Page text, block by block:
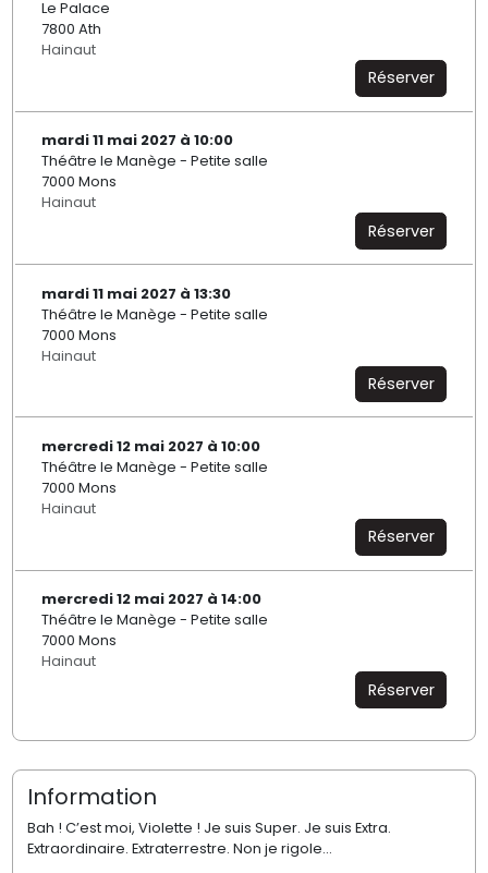
Le Palace
7800 Ath
Hainaut
Réserver
mardi 11 mai 2027 à 10:00
Théâtre le Manège - Petite salle
7000 Mons
Hainaut
Réserver
mardi 11 mai 2027 à 13:30
Théâtre le Manège - Petite salle
7000 Mons
Hainaut
Réserver
mercredi 12 mai 2027 à 10:00
Théâtre le Manège - Petite salle
7000 Mons
Hainaut
Réserver
mercredi 12 mai 2027 à 14:00
Théâtre le Manège - Petite salle
7000 Mons
Hainaut
Réserver
Information
Bah ! C’est moi, Violette ! Je suis Super. Je suis Extra.
Extraordinaire. Extraterrestre. Non je rigole...